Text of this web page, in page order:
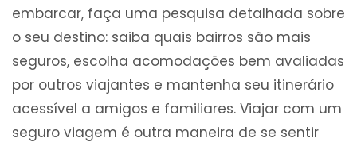
embarcar, faça uma pesquisa detalhada sobre
o seu destino: saiba quais bairros são mais
seguros, escolha acomodações bem avaliadas
por outros viajantes e mantenha seu itinerário
acessível a amigos e familiares. Viajar com um
seguro viagem é outra maneira de se sentir